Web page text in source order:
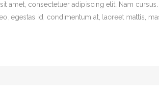
amet, consectetuer adipiscing elit. Nam
egestas id, condimentum at, laoreet mattis,